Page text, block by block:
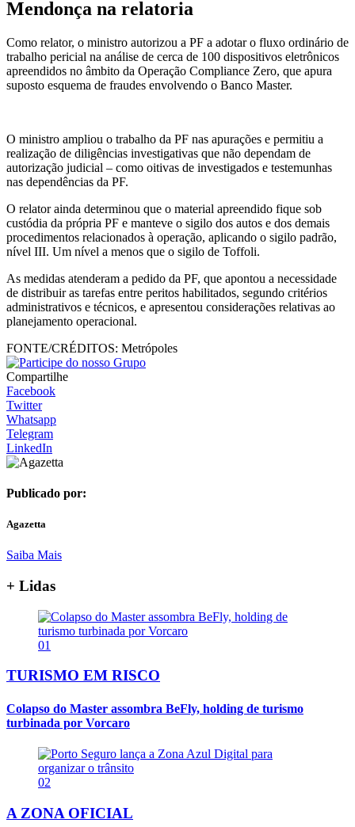
Mendonça na relatoria
Como relator, o ministro autorizou a PF a adotar o fluxo ordinário de
trabalho pericial na análise de cerca de 100 dispositivos eletrônicos
apreendidos no âmbito da Operação Compliance Zero, que apura
suposto esquema de fraudes envolvendo o Banco Master.
O ministro ampliou o trabalho da PF nas apurações e permitiu a
realização de diligências investigativas que não dependam de
autorização judicial – como oitivas de investigados e testemunhas
nas dependências da PF.
O relator ainda determinou que o material apreendido fique sob
custódia da própria PF e manteve o sigilo dos autos e dos demais
procedimentos relacionados à operação, aplicando o sigilo padrão,
nível III. Um nível a menos que o sigilo de Toffoli.
As medidas atenderam a pedido da PF, que apontou a necessidade
de distribuir as tarefas entre peritos habilitados, segundo critérios
administrativos e técnicos, e apresentou considerações relativas ao
planejamento operacional.
FONTE/CRÉDITOS: Metrópoles
Compartilhe
Facebook
Twitter
Whatsapp
Telegram
LinkedIn
Publicado por:
Agazetta
Saiba Mais
+ Lidas
01
TURISMO EM RISCO
Colapso do Master assombra BeFly, holding de turismo
turbinada por Vorcaro
02
A ZONA OFICIAL